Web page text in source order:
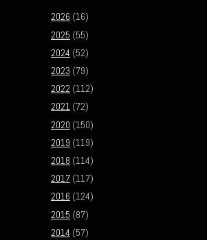
2026 (16)
2025 (55)
2024 (52)
2023 (79)
2022 (112)
2021 (72)
2020 (150)
2019 (119)
2018 (114)
2017 (117)
2016 (124)
2015 (87)
2014 (57)